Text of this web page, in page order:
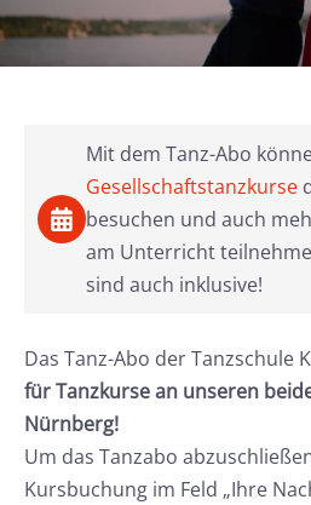
Mit dem Tanz-Abo
Gesellschaftstanzkurse
besuchen und auch
am Unterricht
sind auch inklusive!
Das Tanz-Abo der Tanzschule
für Tanzkurse an unseren
Nürnberg!
Um das Tanzabo
Kursbuchung im Feld „Ihre